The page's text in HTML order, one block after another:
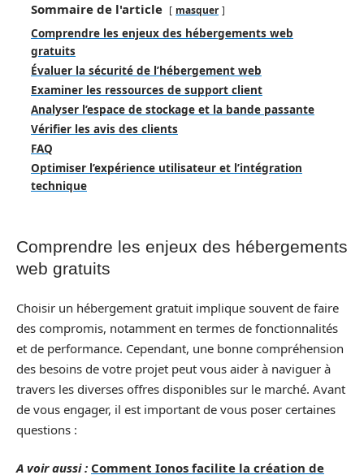
Sommaire de l'article masquer
Comprendre les enjeux des hébergements web
gratuits
Évaluer la sécurité de l’hébergement web
Examiner les ressources de support client
Analyser l’espace de stockage et la bande passante
Vérifier les avis des clients
FAQ
Optimiser l’expérience utilisateur et l’intégration
technique
Comprendre les enjeux des hébergements
web gratuits
Choisir un hébergement gratuit implique souvent de faire
des compromis, notamment en termes de fonctionnalités
et de performance. Cependant, une bonne compréhension
des besoins de votre projet peut vous aider à naviguer à
travers les diverses offres disponibles sur le marché. Avant
de vous engager, il est important de vous poser certaines
questions :
A voir aussi : Comment Ionos facilite la création de